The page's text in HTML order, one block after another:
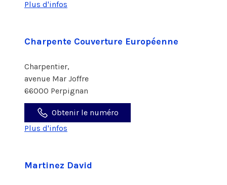
Plus d'infos
Charpente Couverture Européenne
Charpentier,
avenue Mar Joffre
66000 Perpignan
Obtenir le numéro
Plus d'infos
Martinez David